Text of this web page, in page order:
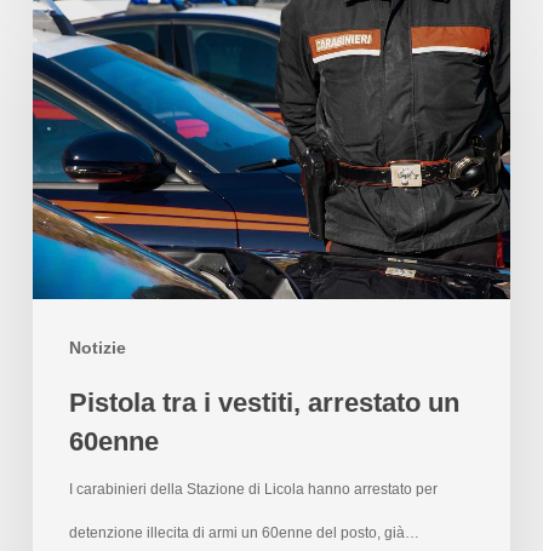
Notizie
Pistola tra i vestiti, arrestato un
60enne
I carabinieri della Stazione di Licola hanno arrestato per
detenzione illecita di armi un 60enne del posto, già…